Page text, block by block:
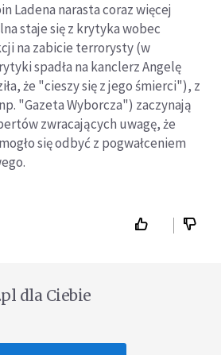
Ladena narasta coraz więcej
staje się z krytyka wobec
na zabicie terrorysty (w
spadła na kanclerz Angelę
że "cieszy się z jego śmierci"), z
"Gazeta Wyborcza") zaczynają
zwracających uwagę, że
się odbyć z pogwałceniem
dla Ciebie